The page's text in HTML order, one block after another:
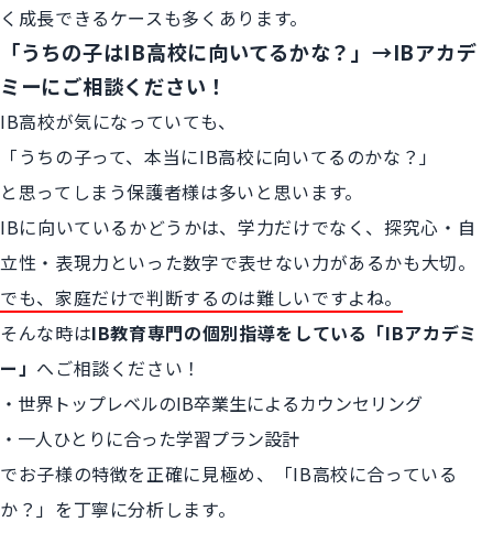
く成長できるケースも多くあります。
「うちの子はIB高校に向いてるかな？」→IBアカデ
ミーにご相談ください！
IB高校が気になっていても、
「うちの子って、本当にIB高校に向いてるのかな？」
と思ってしまう保護者様は多いと思います。
IBに向いているかどうかは、学力だけでなく、探究心・自
立性・表現力といった数字で表せない力があるかも大切。
でも、家庭だけで判断するのは難しいですよね。
そんな時はIB教育専門の個別指導をしている 「IBアカデミ
ー」 へご相談ください！
世界トップレベルのIB卒業生によるカウンセリング
一人ひとりに合った学習プラン設計
でお子様の特徴を正確に見極め、「IB高校に合っている
か？」を丁寧に分析します。